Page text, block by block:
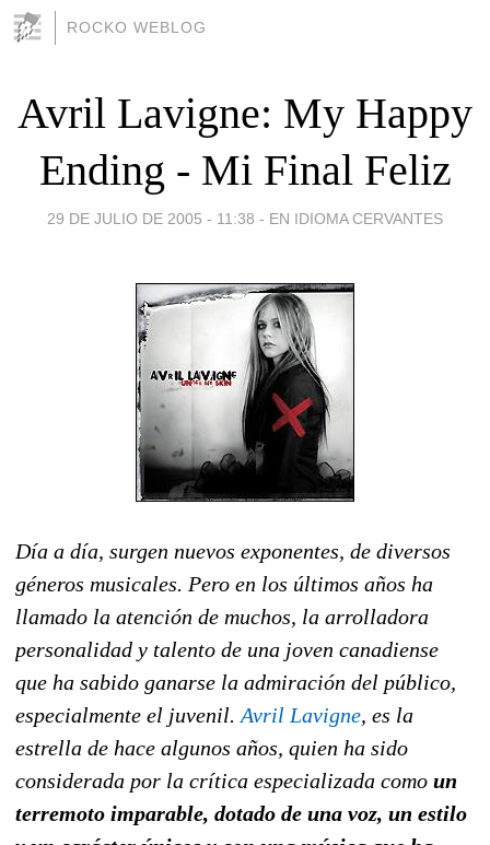
ROCKO WEBLOG
Avril Lavigne: My Happy
Ending - Mi Final Feliz
29 DE JULIO DE 2005 - 11:38 - EN IDIOMA CERVANTES
Día a día, surgen nuevos exponentes, de diversos
géneros musicales. Pero en los últimos años ha
llamado la atención de muchos, la arrolladora
personalidad y talento de una joven canadiense
que ha sabido ganarse la admiración del público,
especialmente el juvenil. Avril Lavigne, es la
estrella de hace algunos años, quien ha sido
considerada por la crítica especializada como un
terremoto imparable, dotado de una voz, un estilo